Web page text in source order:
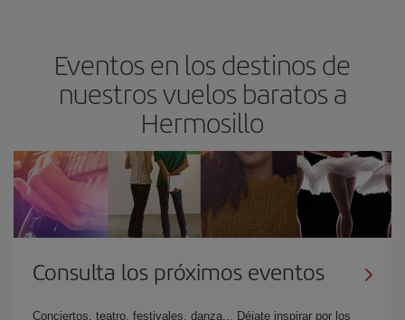
Eventos en los destinos de
nuestros vuelos baratos a
Hermosillo
Consulta los próximos eventos
Conciertos, teatro, festivales, danza... Déjate inspirar por los